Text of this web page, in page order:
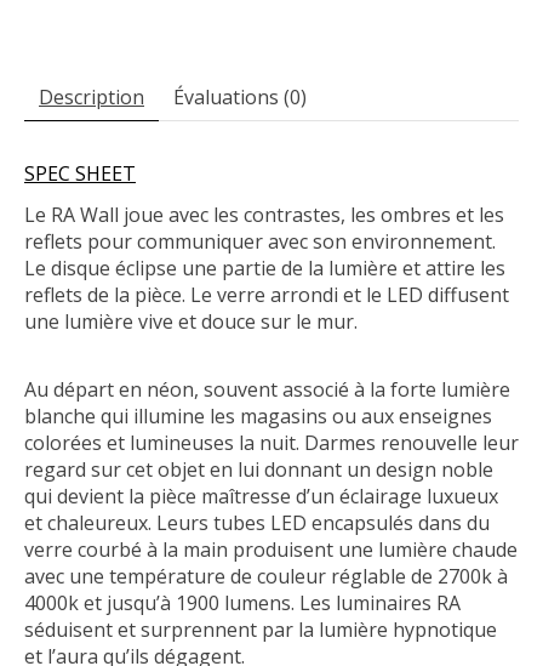
Description Évaluations (0)
SPEC SHEET
Le RA Wall joue avec les contrastes, les ombres et les
reflets pour communiquer avec son environnement.
Le disque éclipse une partie de la lumière et attire les
reflets de la pièce. Le verre arrondi et le LED diffusent
une lumière vive et douce sur le mur.
Au départ en néon, souvent associé à la forte lumière
blanche qui illumine les magasins ou aux enseignes
colorées et lumineuses la nuit. Darmes renouvelle leur
regard sur cet objet en lui donnant un design noble
qui devient la pièce maîtresse d’un éclairage luxueux
et chaleureux. Leurs tubes LED encapsulés dans du
verre courbé à la main produisent une lumière chaude
avec une température de couleur réglable de 2700k à
4000k et jusqu’à 1900 lumens. Les luminaires RA
séduisent et surprennent par la lumière hypnotique
et l’aura qu’ils dégagent.